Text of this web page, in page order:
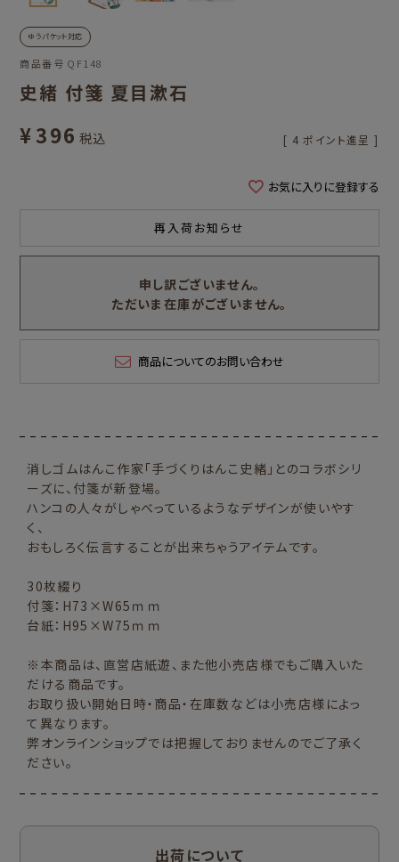
ゆうパケット対応
商品番号 QF148
史緒 付箋 夏目漱石
¥396 税込 [ 4 ポイント進呈 ]
お気に入りに登録する
再入荷お知らせ
申し訳ございません。
ただいま在庫がございません。
商品についてのお問い合わせ
消しゴムはんこ作家「手づくりはんこ史緒」とのコラボシリ
ーズに、付箋が新登場。
ハンコの人々がしゃべっているようなデザインが使いやす
く、
おもしろく伝言することが出来ちゃうアイテムです。
30枚綴り
付箋：H73×W65ｍｍ
台紙：H95×W75ｍｍ
※本商品は、直営店紙遊、また他小売店様でもご購入いた
だける商品です。
お取り扱い開始日時・商品・在庫数などは小売店様によっ
て異なります。
弊オンラインショップでは把握しておりませんのでご了承く
ださい。
出荷について